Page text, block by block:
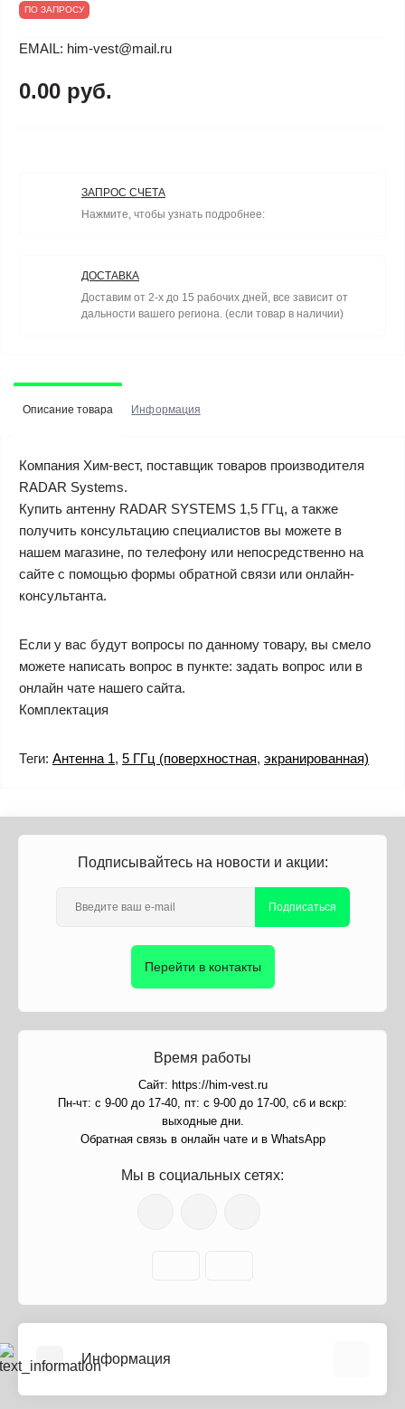
ПО ЗАПРОСУ
EMAIL: him-vest@mail.ru
0.00 руб.
ЗАПРОС СЧЕТА
Нажмите, чтобы узнать подробнее:
ДОСТАВКА
Доставим от 2-х до 15 рабочих дней, все зависит от
дальности вашего региона. (если товар в наличии)
Описание товара Информация
Компания Хим-вест, поставщик товаров производителя
RADAR Systems.
Купить антенну RADAR SYSTEMS 1,5 ГГц, а также
получить консультацию специалистов вы можете в
нашем магазине, по телефону или непосредственно на
сайте с помощью формы обратной связи или онлайн-
консультанта.
Если у вас будут вопросы по данному товару, вы смело
можете написать вопрос в пункте: задать вопрос или в
онлайн чате нашего сайта.
Комплектация
Теги: Антенна 1, 5 ГГц (поверхностная, экранированная)
Подписывайтесь на новости и акции:
Подписаться
Перейти в контакты
Время работы
Сайт: https://him-vest.ru
Пн-чт: с 9-00 до 17-40, пт: с 9-00 до 17-00, сб и вскр:
выходные дни.
Обратная связь в онлайн чате и в WhatsApp
Мы в социальных сетях:
Информация